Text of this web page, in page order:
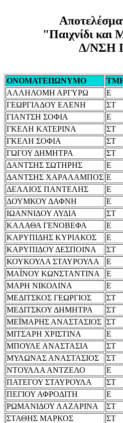
"Παιχνίδι και
Δ/ΝΣΗ
ΟΝΟΜΑΤΕΠΩΝΥΜΟ
ΑΛΛΗΛΟΜΗ ΑΡΓΥΡΩ
Ε
ΓΕΩΡΓΙΑΔΟΥ ΕΛΕΝΗ
ΣΤ
ΓΙΑΝΤΣΗ ΣΟΦΙΑ
Ε
ΓΚΕΛΗ ΚΑΤΕΡΙΝΑ
ΣΤ
ΓΚΕΛΗ ΣΟΦΙΑ
ΣΤ
ΓΩΓΟΥ ΔΗΜΗΤΡΑ
ΣΤ
ΔΑΝΤΣΗΣ ΣΩΤΗΡΗΣ
Ε
ΔΑΝΤΣΗΣ ΧΑΡΑΛΑΜΠΟΣ Ε
ΔΕΛΛΙΟΣ ΠΑΝΤΕΛΗΣ
Ε
ΔΟΥΜΚΟΥ ΔΑΦΝΗ
Ε
ΙΩΑΝΝΙΔΟΥ ΛΥΔΙΑ
ΣΤ
ΚΑΛΑΘΑ ΓΕΝΟΒΕΦΑ
Ε
ΚΑΡΥΠΙΔΗΣ ΚΥΡΙΑΚΟΣ
Ε
ΚΑΡΥΠΙΔΟΥ ΔΕΣΠΟΙΝΑ
ΣΤ
ΚΟΥΚΟΥΛΑ ΣΤΑΥΡΟΥΛΑ
Ε
ΜΑΪΝΟΥ ΚΩΝΣΤΑΝΤΙΝΑ
Ε
ΜΑΡΗ ΝΙΚΟΛΙΝΑ
Ε
ΜΕΔΙΤΣΚΟΣ ΓΕΩΡΓΙΟΣ
ΣΤ
ΜΕΔΙΤΣΚΟΥ ΔΗΜΗΤΡΑ
ΣΤ
ΜΕΪΜΑΡΗΣ ΑΝΑΣΤΑΣΙΟΣ ΣΤ
ΜΙΤΣΑΡΗ ΧΡΙΣΤΙΝΑ
Ε
ΜΠΟΥΛΕ ΑΝΑΣΤΑΣΙΑ
ΣΤ
ΜΥΛΩΝΑΣ ΑΝΑΣΤΑΣΙΟΣ
ΣΤ
ΝΤΟΥΛΛΑ ΑΝΤΖΕΛΟ
Ε
ΠΑΤΕΓΟΥ ΣΤΑΥΡΟΥΛΑ
ΣΤ
ΠΕΓΙΟΥ ΑΦΡΟΔΙΤΗ
Ε
ΡΩΜΑΝΙΔΟΥ ΛΑΖΑΡΙΝΑ
ΣΤ
ΣΤΑΘΗΣ ΜΑΡΚΟΣ
ΣΤ